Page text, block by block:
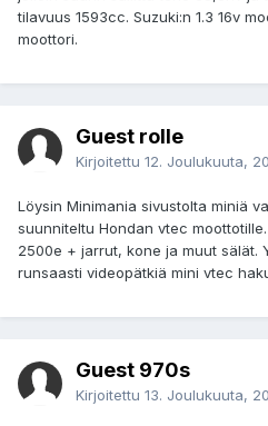
tilavuus 1593cc. Suzuki:n 1.3 16v
moottori.
Guest rolle
Kirjoitettu 12. Joulukuuta,
Löysin Minimania sivustolta miniä
suunniteltu Hondan vtec
2500e + jarrut, kone ja muut sälät.
runsaasti videopätkiä mini vtec
Guest 970s
Kirjoitettu 13. Joulukuuta,